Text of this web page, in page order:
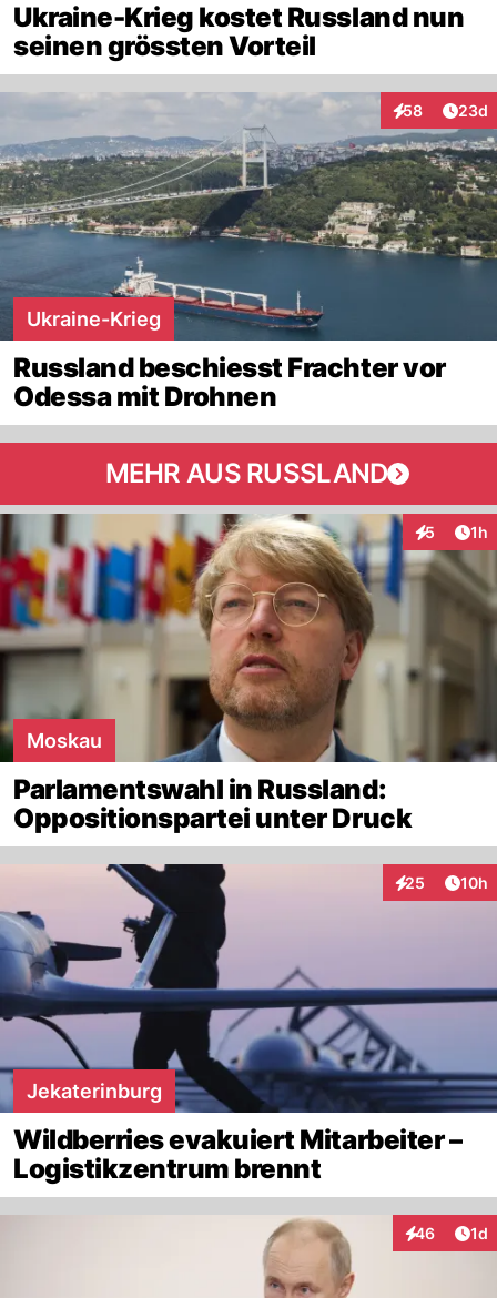
Ukraine-Krieg kostet Russland nun
seinen grössten Vorteil
58
Interaktionen
23d
Ukraine-Krieg
Russland beschiesst Frachter vor
Odessa mit Drohnen
MEHR AUS RUSSLAND
5 1h
Moskau
Parlamentswahl in Russland:
Oppositionspartei unter Druck
25
Interaktionen
10h
Jekaterinburg
Wildberries evakuiert Mitarbeiter –
Logistikzentrum brennt
46
Interaktionen
1d